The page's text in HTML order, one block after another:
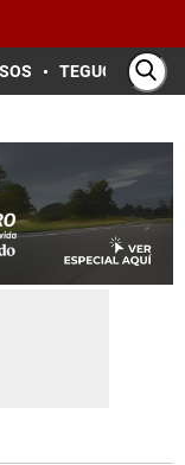
TEGUCIGALPA